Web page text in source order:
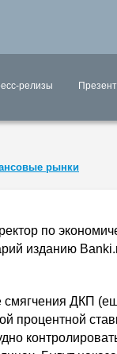
релизы
рынки
по
изданию
ДКП
процентной